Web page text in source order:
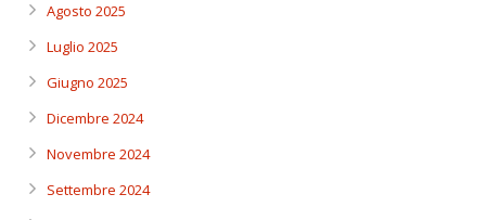
Agosto 2025
Luglio 2025
Giugno 2025
Dicembre 2024
Novembre 2024
Settembre 2024